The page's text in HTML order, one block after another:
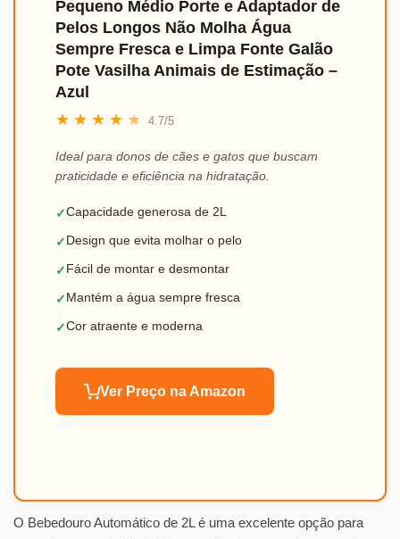
Pequeno Médio Porte e Adaptador de
Pelos Longos Não Molha Água
Sempre Fresca e Limpa Fonte Galão
Pote Vasilha Animais de Estimação –
Azul
★ ★ ★ ★ ★ 4.7/5
Ideal para donos de cães e gatos que buscam
praticidade e eficiência na hidratação.
✓Capacidade generosa de 2L
✓ Design que evita molhar o pelo
✓ Fácil de montar e desmontar
✓ Mantém a água sempre fresca
✓Cor atraente e moderna
Ver Preço na Amazon
O Bebedouro Automático de 2L é uma excelente opção para